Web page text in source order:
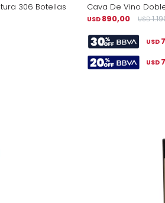
306 Botellas
Cava De Vino
USD 890,00 USD
USD
USD